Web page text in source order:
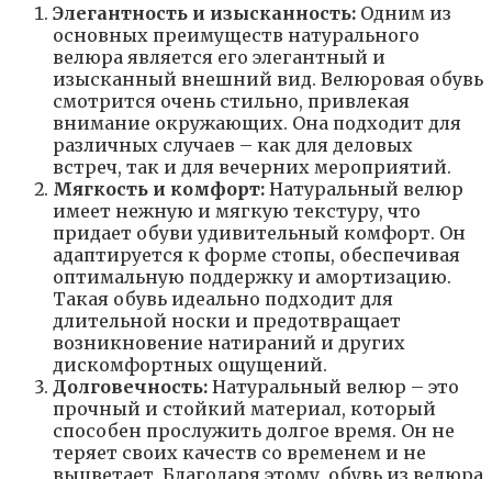
Элегантность и изысканность: Одним из
основных преимуществ натурального
велюра является его элегантный и
изысканный внешний вид. Велюровая обувь
смотрится очень стильно, привлекая
внимание окружающих. Она подходит для
различных случаев – как для деловых
встреч, так и для вечерних мероприятий.
Мягкость и комфорт: Натуральный велюр
имеет нежную и мягкую текстуру, что
придает обуви удивительный комфорт. Он
адаптируется к форме стопы, обеспечивая
оптимальную поддержку и амортизацию.
Такая обувь идеально подходит для
длительной носки и предотвращает
возникновение натираний и других
дискомфортных ощущений.
Долговечность: Натуральный велюр – это
прочный и стойкий материал, который
способен прослужить долгое время. Он не
теряет своих качеств со временем и не
выцветает. Благодаря этому, обувь из велюра